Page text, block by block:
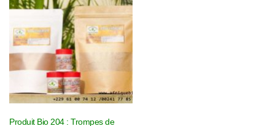
Produit Bio 204 : Trompes de